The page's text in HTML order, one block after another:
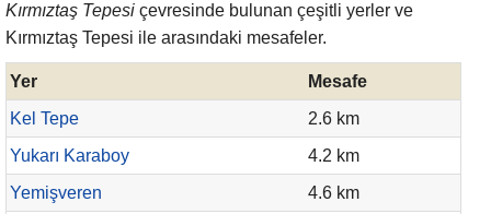
Kırmıztaş Tepesi çevresinde bulunan çeşitli yerler ve
Kırmıztaş Tepesi ile arasındaki mesafeler.
Yer
Mesafe
Kel Tepe
2.6 km
Yukarı Karaboy
4.2 km
Yemişveren
4.6 km